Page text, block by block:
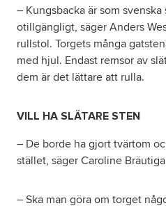
– Kungsbacka är som
otillgängligt, säger Anders
rullstol. Torgets många
med hjul. Endast remsor av
dem är det lättare att rulla.
VILL HA SLÄTARE STEN
– De borde ha gjort tvärtom
stället, säger Caroline
– Ska man göra om torget